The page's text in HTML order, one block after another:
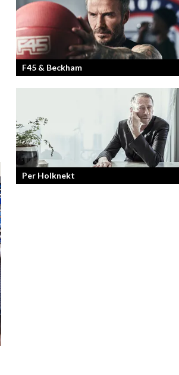
en lång meritlista och är ett sant bevis på att
om man tror på sig själv och...
F45 & Beckham
F45 Training med partners som bland annat
Mark Wahlberg och David Beckham i spetsen
har nått stora framgångar med sina
träningsstudios...
Per Holknekt